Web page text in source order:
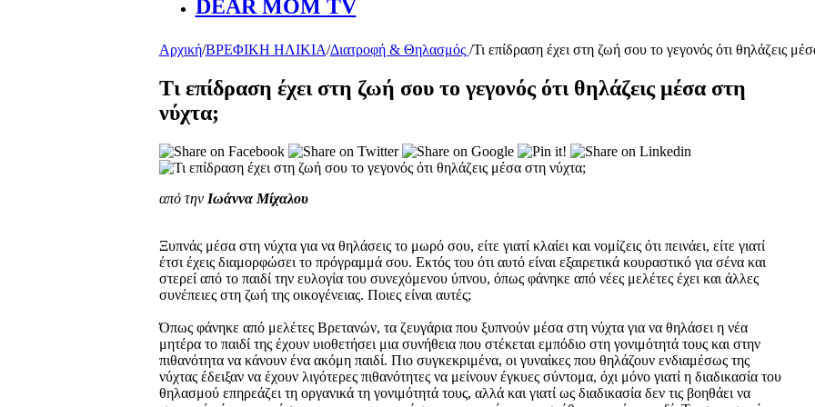
DEAR MOM TV
Αρχική/ΒΡΕΦΙΚΗ ΗΛΙΚΙΑ/Διατροφή & Θηλασμός /Τι επίδραση έχει στη ζωή σου το γεγονός ότι θηλάζεις
Τι επίδραση έχει στη ζωή σου το γεγονός ότι θηλάζεις μέσα στη
νύχτα;
από τηνΙωάννα Μίχαλου
Ξυπνάς μέσα στη νύχτα για να θηλάσεις το μωρό σου, είτε γιατί κλαίει και νομίζεις ότι πεινάει, είτε γιατί
έτσι έχεις διαμορφώσει το πρόγραμμά σου. Εκτός του ότι αυτό είναι εξαιρετικά κουραστικό για σένα και
στερεί από το παιδί την ευλογία του συνεχόμενου ύπνου, όπως φάνηκε από νέες μελέτες έχει και άλλες
συνέπειες στη ζωή της οικογένειας. Ποιες είναι αυτές;
Όπως φάνηκε από μελέτες Βρετανών, τα ζευγάρια που ξυπνούν μέσα στη νύχτα για να θηλάσει η νέα
μητέρα το παιδί της έχουν υιοθετήσει μια συνήθεια που στέκεται εμπόδιο στη γονιμότητά τους και στην
πιθανότητα να κάνουν ένα ακόμη παιδί. Πιο συγκεκριμένα, οι γυναίκες που θηλάζουν ενδιαμέσως της
νύχτας έδειξαν να έχουν λιγότερες πιθανότητες να μείνουν έγκυες σύντομα, όχι μόνο γιατί η διαδικασία του
θηλασμού επηρεάζει τη οργανικά τη γονιμότητά τους, αλλά και γιατί ως διαδικασία δεν τις βοηθάει να